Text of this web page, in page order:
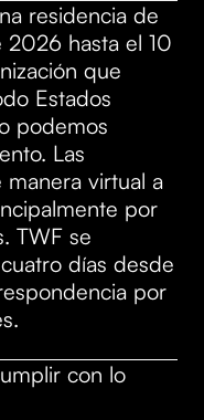
residencia de
2026 hasta el 10
que
Estados
podemos
Las
virtual a
por
TWF se
días desde
por
con lo